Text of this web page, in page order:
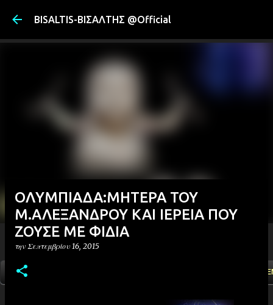
BISALTIS-ΒΙΣΑΛΤΗΣ @Official
ΑΡΧΙΚΗ
ΟΛΥΜΠΙΑΔΑ:ΜΗΤΕΡΑ ΤΟΥ
Μ.ΑΛΕΞΑΝΔΡΟΥ ΚΑΙ ΙΕΡΕΙΑ ΠΟΥ
ΖΟΥΣΕ ΜΕ ΦΙΔΙΑ
την Σεπτεμβρίου 16, 2015